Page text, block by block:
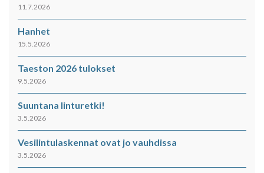
11.7.2026
Hanhet
15.5.2026
Taeston 2026 tulokset
9.5.2026
Suuntana linturetki!
3.5.2026
Vesilintulaskennat ovat jo vauhdissa
3.5.2026